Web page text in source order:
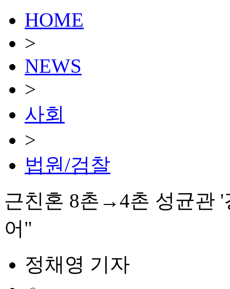
HOME
>
NEWS
>
사회
>
법원/검찰
근친혼 8촌→4촌 성균관
어"
정채영 기자